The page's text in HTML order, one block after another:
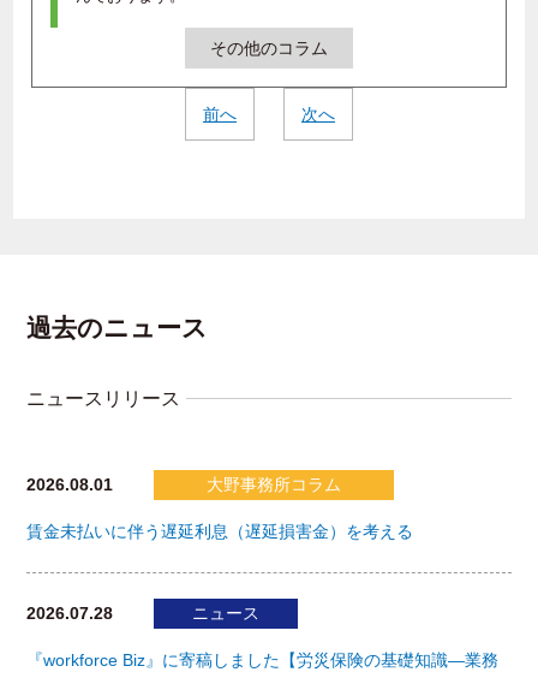
その他のコラム
前へ 次へ
過去のニュース
ニュースリリース
2026.08.01 大野事務所コラム
賃金未払いに伴う遅延利息（遅延損害金）を考える
2026.07.28 ニュース
『workforce Biz』に寄稿しました【労災保険の基礎知識―業務